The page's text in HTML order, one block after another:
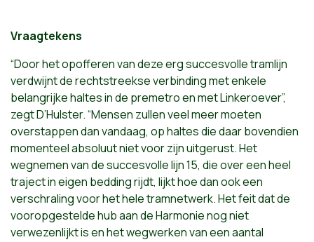
Vraagtekens
“Door het opofferen van deze erg succesvolle tramlijn
verdwijnt de rechtstreekse verbinding met enkele
belangrijke haltes in de premetro en met Linkeroever”,
zegt D’Hulster. “Mensen zullen veel meer moeten
overstappen dan vandaag, op haltes die daar bovendien
momenteel absoluut niet voor zijn uitgerust. Het
wegnemen van de succesvolle lijn 15, die over een heel
traject in eigen bedding rijdt, lijkt hoe dan ook een
verschraling voor het hele tramnetwerk. Het feit dat de
vooropgestelde hub aan de Harmonie nog niet
verwezenlijkt is en het wegwerken van een aantal